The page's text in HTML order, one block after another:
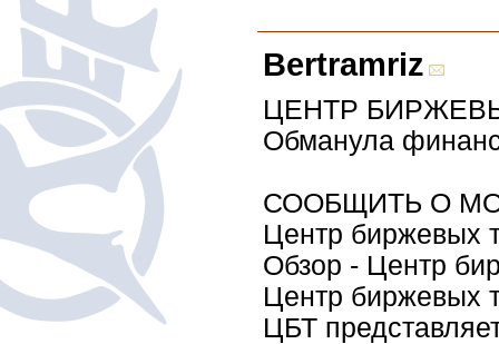
Bertramriz
ЦЕНТР
Обманула
СООБЩИТЬ О
Центр биржевых
Обзор - Центр
Центр биржевых
ЦБТ